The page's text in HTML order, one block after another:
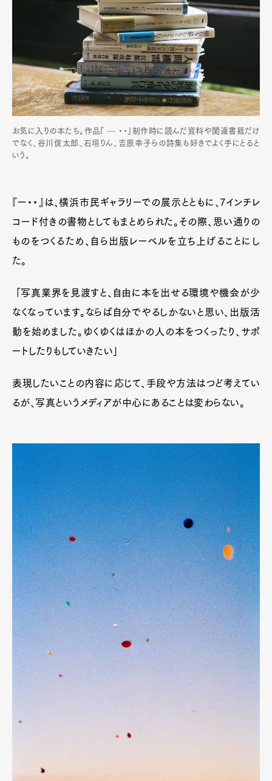
お気に入りの本たち。作品『 — ・・』制作時に読んだ資料や関連書籍だけ
でなく、谷川俊太郎、石垣りん、吉原幸子らの詩集も好きでよく手にとると
いう。
『ー・・』は、横浜市民ギャラリーでの展示とともに、7インチレ
コード付きの書物としてもまとめられた。その際、思い通りの
ものをつくるため、自ら出版レーベルを立ち上げることにし
た。
「写真業界を見渡すと、自由に本を出せる環境や機会が少
なくなっています。ならば自分でやるしかないと思い、出版活
動を始めました。ゆくゆくはほかの人の本をつくったり、サポ
ートしたりもしていきたい」
表現したいことの内容に応じて、手段や方法はつど考えてい
るが、写真というメディアが中心にあることは変わらない。